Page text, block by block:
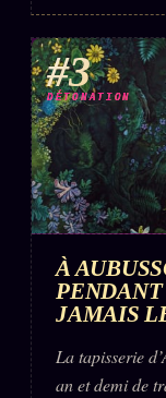
#3
DÉTONATION
À
JAMAIS
La tapisserie
an et demi de